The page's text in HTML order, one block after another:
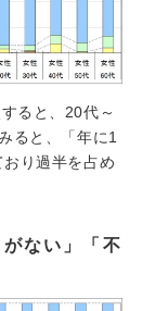
ると、20代～
ると、「年に1
り過半を占め
ない」「不